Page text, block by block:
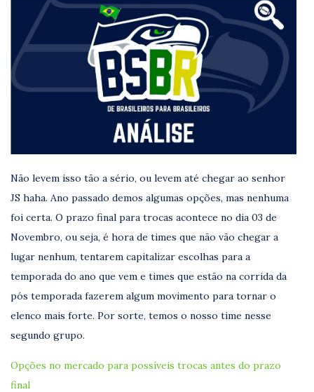
Não levem isso tão a sério, ou levem até chegar ao senhor
JS haha. Ano passado demos algumas opções, mas nenhuma
foi certa. O prazo final para trocas acontece no dia 03 de
Novembro, ou seja, é hora de times que não vão chegar a
lugar nenhum, tentarem capitalizar escolhas para a
temporada do ano que vem e times que estão na corrida da
pós temporada fazerem algum movimento para tornar o
elenco mais forte. Por sorte, temos o nosso time nesse
segundo grupo.
Opções no mercado para possíveis trocas antes do prazo
final